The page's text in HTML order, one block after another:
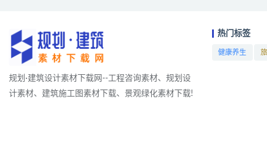
规划·建筑设计素材下载网--工程咨询素材、规划设
计素材、建筑施工图素材下载、景观绿化素材下载!
热门标签
健康养生